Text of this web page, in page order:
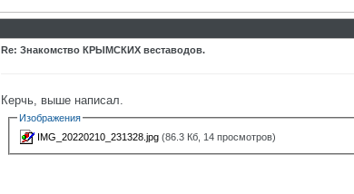
Re: Знакомство КРЫМСКИХ веставодов.
Керчь, выше написал.
Изображения
IMG_20220210_231328.jpg (86.3 Кб, 14 просмотров)